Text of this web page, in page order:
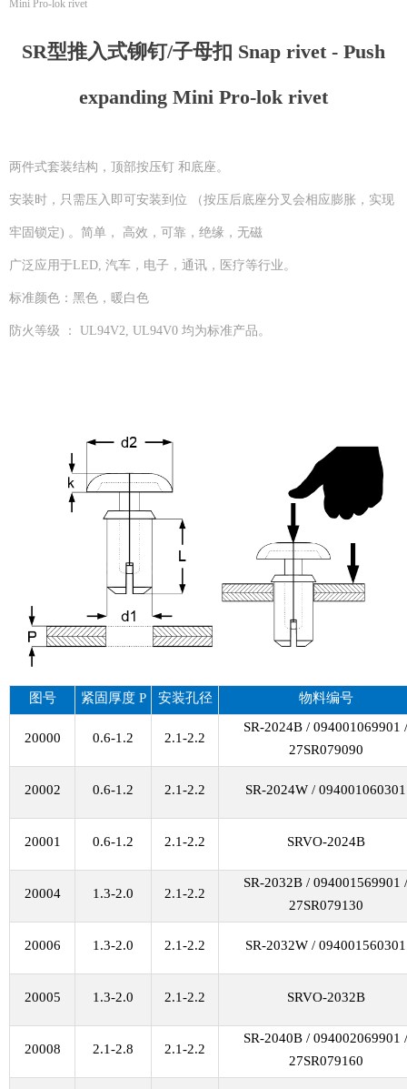
Mini Pro-lok rivet
SR型推入式铆钉/子母扣 Snap rivet - Push
expanding Mini Pro-lok rivet
两件式套装结构，顶部按压钉 和底座。
安装时，只需压入即可安装到位 （按压后底座分叉会相应膨胀，实现
牢固锁定) 。简单， 高效，可靠，绝缘，无磁
广泛应用于LED, 汽车，电子，通讯，医疗等行业。
标准颜色：黑色，暖白色
防火等级 ： UL94V2, UL94V0 均为标准产品。
图号 紧固厚度P 安装孔径 物料编号
20000 0.6-1.2 2.1-2.2
SR-2024B / 094001069901 /
27SR079090
20002 0.6-1.2 2.1-2.2 SR-2024W / 094001060301
20001 0.6-1.2 2.1-2.2 SRVO-2024B
20004 1.3-2.0 2.1-2.2
SR-2032B / 094001569901 /
27SR079130
20006 1.3-2.0 2.1-2.2 SR-2032W / 094001560301
20005 1.3-2.0 2.1-2.2 SRVO-2032B
20008 2.1-2.8 2.1-2.2
SR-2040B / 094002069901 /
27SR079160